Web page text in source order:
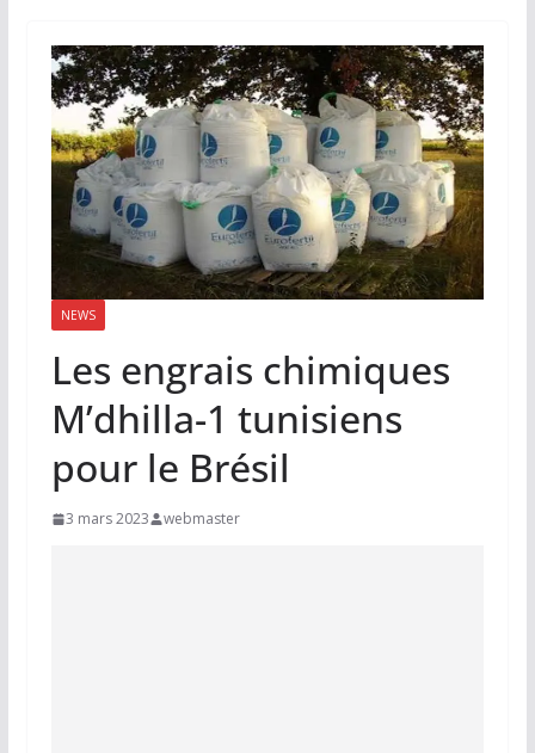
NEWS
Les engrais chimiques
M’dhilla-1 tunisiens
pour le Brésil
3 mars 2023 webmaster